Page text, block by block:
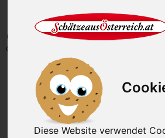
Diese Website verwendet
Mangalitza
unsere Artikel-Nummer: SAO2092
Gewicht: 200g